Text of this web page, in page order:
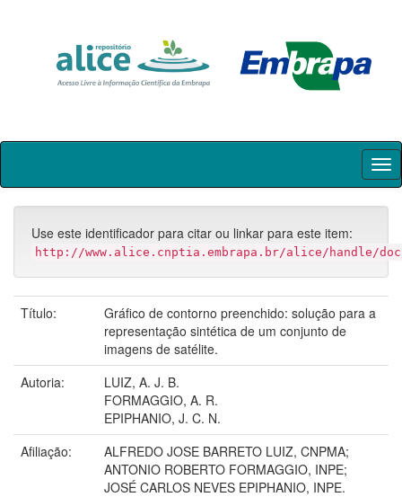
Skip
Use este identificador para citar ou linkar para este item:
http://www.alice.cnptia.embrapa.br/alice/handle/
Título:
Gráfico de contorno preenchido: solução para a
representação sintética de um conjunto de
imagens de satélite.
Autoria:
LUIZ, A. J. B.
FORMAGGIO, A. R.
EPIPHANIO, J. C. N.
Afiliação:
ALFREDO JOSE BARRETO LUIZ, CNPMA;
ANTONIO ROBERTO FORMAGGIO, INPE;
JOSÉ CARLOS NEVES EPIPHANIO, INPE.